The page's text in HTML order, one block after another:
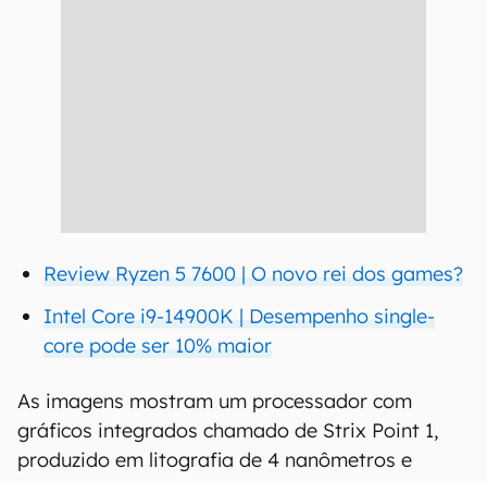
Review Ryzen 5 7600 | O novo rei dos games?
Intel Core i9-14900K | Desempenho single-
core pode ser 10% maior
As imagens mostram um processador com
gráficos integrados chamado de Strix Point 1,
produzido em litografia de 4 nanômetros e